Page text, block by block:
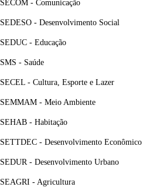
SECOM - Comunicação
SEDESO - Desenvolvimento Social
SEDUC - Educação
SMS - Saúde
SECEL - Cultura, Esporte e Lazer
SEMMAM - Meio Ambiente
SEHAB - Habitação
SETTDEC - Desenvolvimento Econômico
SEDUR - Desenvolvimento Urbano
SEAGRI - Agricultura